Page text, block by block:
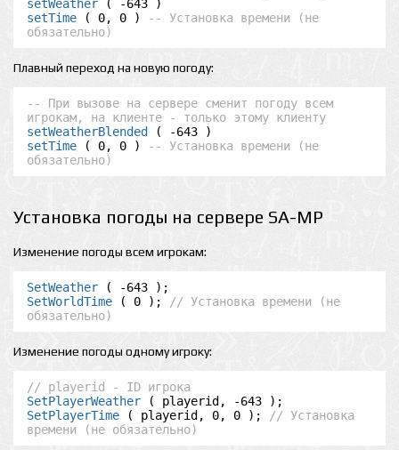
setWeather
setTime ( 0, 0 )
-- Установка времени (не
обязательно)
Плавный переход на новую погоду:
-- При вызове на сервере сменит погоду всем
игрокам, на клиенте - только этому клиенту
setWeatherBlended
setTime ( 0, 0 )
-- Установка времени (не
обязательно)
Установка погоды на сервере SA-MP
Изменение погоды всем игрокам:
SetWeather
SetWorldTime ( 0 );
// Установка времени (не
обязательно)
Изменение погоды одному игроку:
// playerid - ID игрока
SetPlayerWeather
SetPlayerTime ( playerid, 0, 0 );
// Установка
времени (не обязательно)